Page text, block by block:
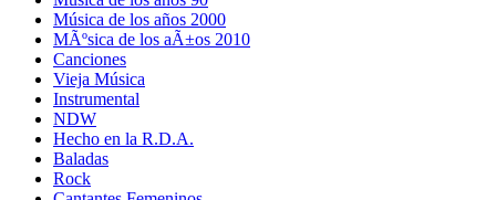
Música de los años 2000
MÃºsica de los aÃ±os 2010
Canciones
Vieja Música
Instrumental
NDW
Hecho en la R.D.A.
Baladas
Rock